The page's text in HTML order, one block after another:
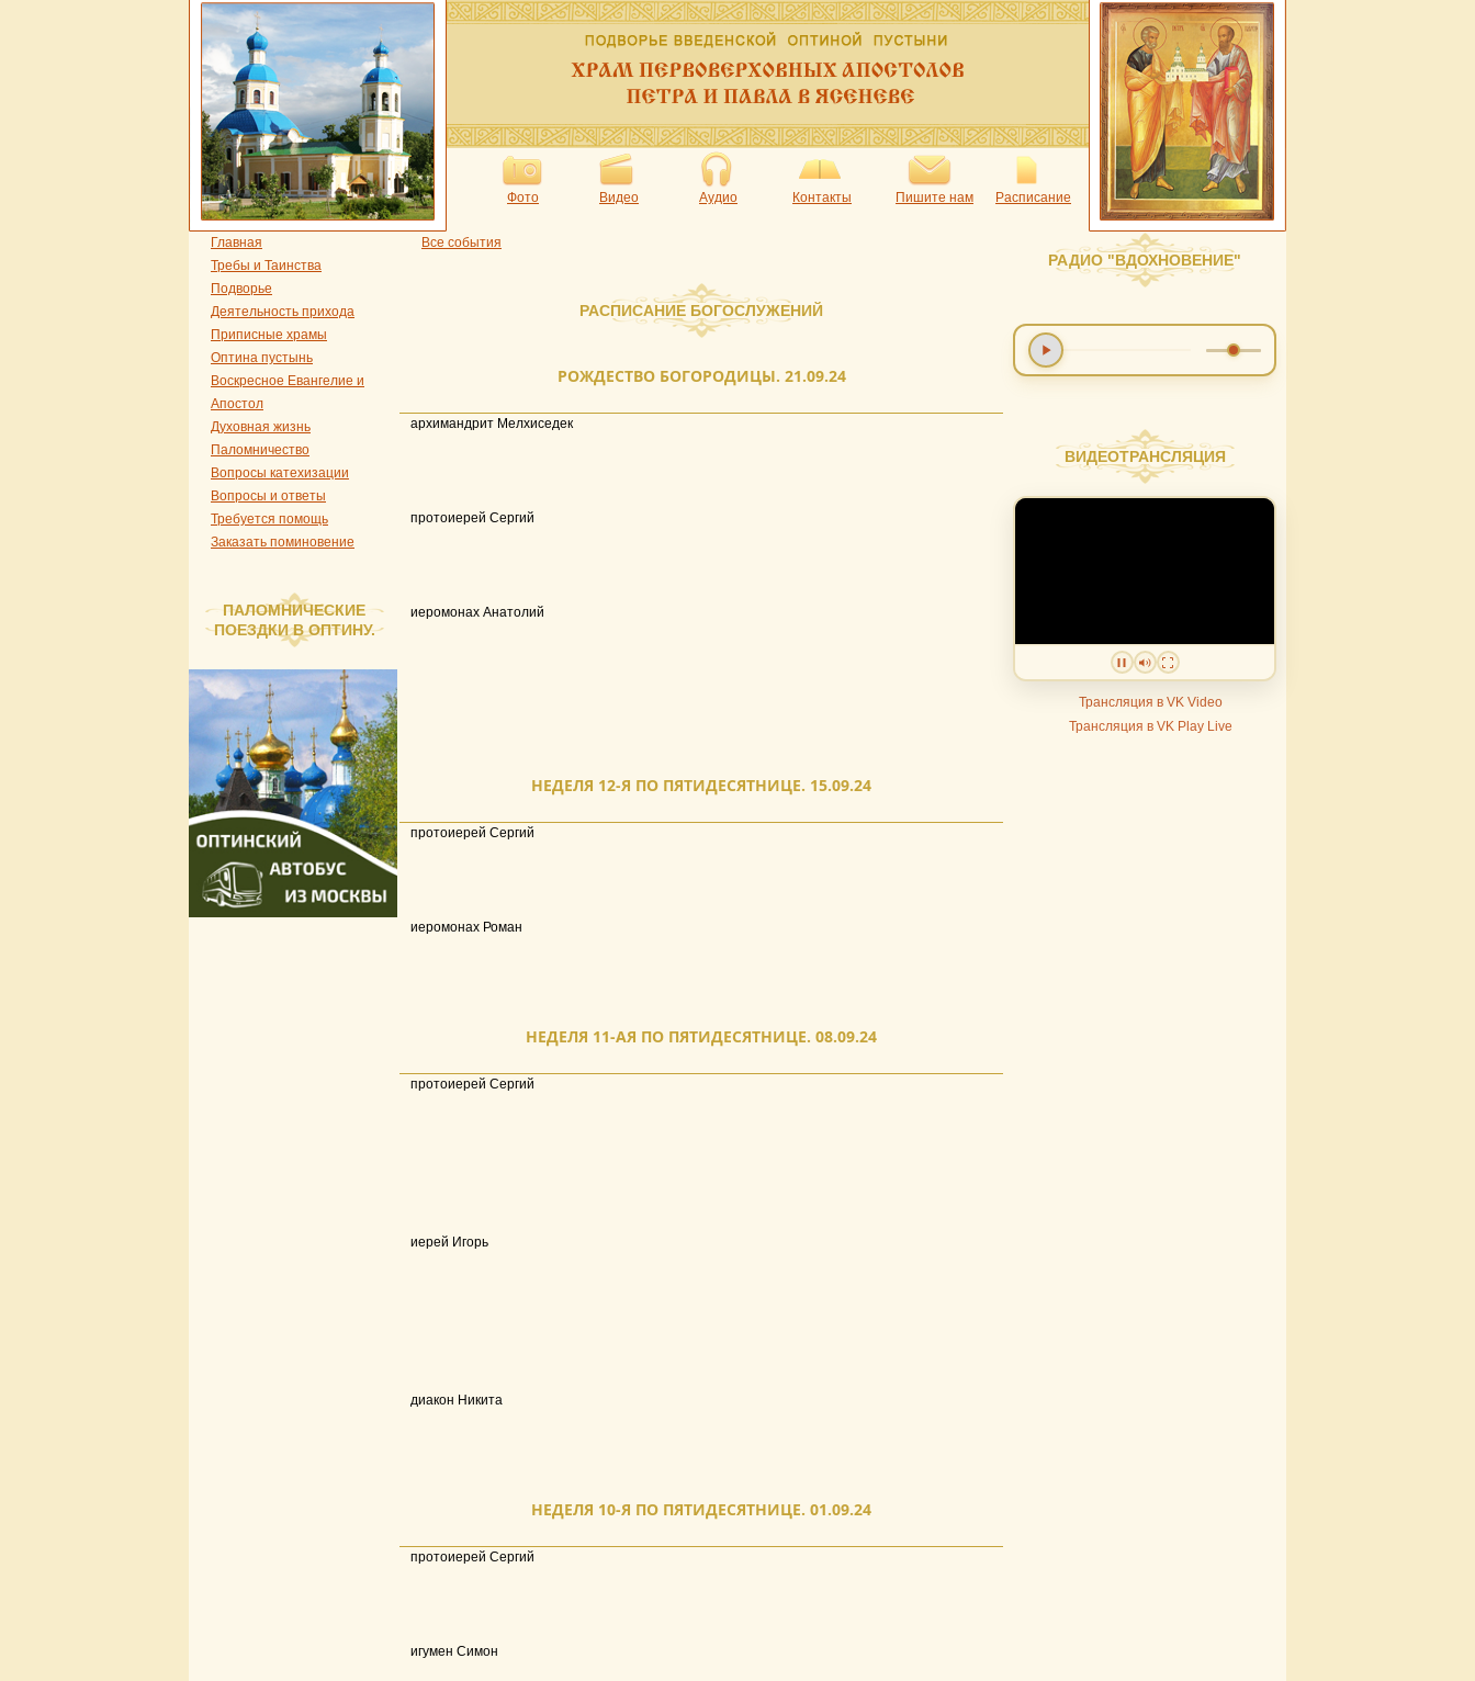
Фото Видео Аудио Контакты Пишите нам Расписание
Главная
Требы и Таинства
Подворье
Деятельность прихода
Приписные храмы
Оптина пустынь
Воскресное Евангелие и
Апостол
Духовная жизнь
Паломничество
Вопросы катехизации
Вопросы и ответы
Требуется помощь
Заказать поминовение
ПАЛОМНИЧЕСКИЕ
ПОЕЗДКИ В ОПТИНУ.
Все события
РАСПИСАНИЕ БОГОСЛУЖЕНИЙ
РОЖДЕСТВО БОГОРОДИЦЫ. 21.09.24
архимандрит Мелхиседек
протоиерей Сергий
иеромонах Анатолий
НЕДЕЛЯ 12-Я ПО ПЯТИДЕСЯТНИЦЕ. 15.09.24
протоиерей Сергий
иеромонах Роман
НЕДЕЛЯ 11-АЯ ПО ПЯТИДЕСЯТНИЦЕ. 08.09.24
протоиерей Сергий
иерей Игорь
диакон Никита
НЕДЕЛЯ 10-Я ПО ПЯТИДЕСЯТНИЦЕ. 01.09.24
протоиерей Сергий
игумен Симон
РАДИО "ВДОХНОВЕНИЕ"
ВИДЕОТРАНСЛЯЦИЯ
Трансляция в VK Video
Трансляция в VK Play Live